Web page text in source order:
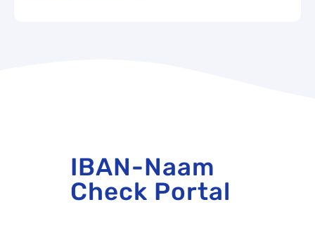
IBAN-Naam
Check Portal